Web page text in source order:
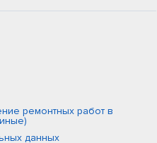
ремонтных работ в
данных